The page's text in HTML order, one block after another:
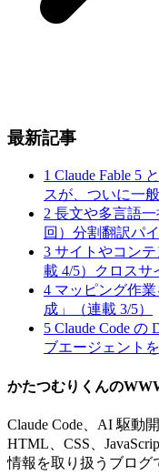
最新記事
1 Claude Fable 5
スが、ついに一
2 長文や多言語
回）分割翻訳パ
3 サイトやコン
載 4/5）クロスサ
4 マッピング作
成」（連載 3/5）
5 Claude Code の
ブエージェント
かたつむりくんの
Claude Code、AI 駆動
HTML、CSS、
情報を取り扱うブログ